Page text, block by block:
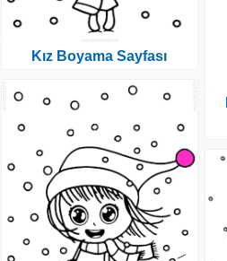
Kız Boyama Sayfası